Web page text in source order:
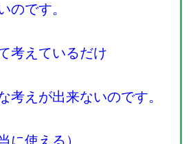
のです。
考えているだけ
考えが出来ないのです。
に使える）